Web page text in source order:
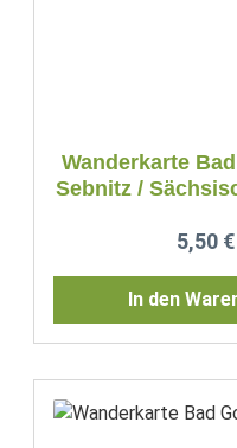
Wanderkarte
Sebnitz /
5,50 €
In den